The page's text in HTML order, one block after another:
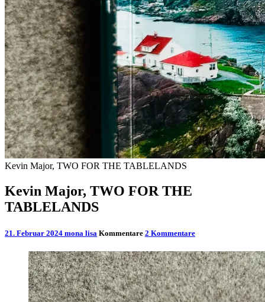
Kevin Major, TWO FOR THE TABLELANDS
Kevin Major, TWO FOR THE
TABLELANDS
21. Februar 2024 mona lisa Kommentare 2 Kommentare